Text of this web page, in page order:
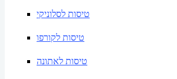
טיסות לסלוניקי
טיסות לקורפו
טיסות לאתונה